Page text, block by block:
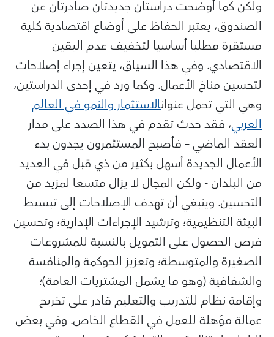
ولكن كما أوضحت دراستان جديدتان صادرتان عن
الصندوق، يعتبر الحفاظ على أوضاع اقتصادية كلية
مستقرة مطلبا أساسيا لتخفيف عدم اليقين
الاقتصادي. وفي هذا السياق، يتعين إجراء إصلاحات
لتحسين مناخ الأعمال. وكما ورد في إحدى الدراستين،
وهي التي تحمل عنوانالاستثمار والنمو في العالم
العربي، فقد حدث تقدم في هذا الصدد على مدار
العقد الماضي – فأصبح المستثمرون يجدون بدء
الأعمال الجديدة أسهل بكثير من ذي قبل في العديد
من البلدان - ولكن المجال لا يزال متسعا لمزيد من
التحسين. وينبغي أن تهدف الإصلاحات إلى تبسيط
البيئة التنظيمية؛ وترشيد الإجراءات الإدارية؛ وتحسين
فرص الحصول على التمويل بالنسبة للمشروعات
الصغيرة والمتوسطة؛ وتعزيز الحوكمة والمنافسة
والشفافية (وهو ما يشمل المشتريات العامة)؛
وإقامة نظام للتدريب والتعليم قادر على تخريج
عمالة مؤهلة للعمل في القطاع الخاص. وفي بعض